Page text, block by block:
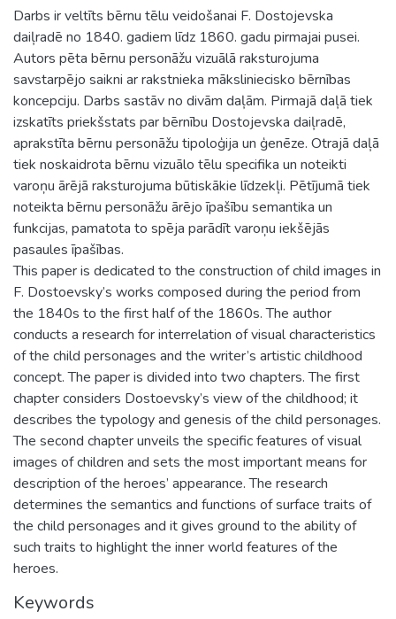
Darbs ir veltīts bērnu tēlu veidošanai F. Dostojevska
daiļradē no 1840. gadiem līdz 1860. gadu pirmajai pusei.
Autors pēta bērnu personāžu vizuālā raksturojuma
savstarpējo saikni ar rakstnieka māksliniecisko bērnības
koncepciju. Darbs sastāv no divām daļām. Pirmajā daļā tiek
izskatīts priekšstats par bērnību Dostojevska daiļradē,
aprakstīta bērnu personāžu tipoloģija un ģenēze. Otrajā daļā
tiek noskaidrota bērnu vizuālo tēlu specifika un noteikti
varoņu ārējā raksturojuma būtiskākie līdzekļi. Pētījumā tiek
noteikta bērnu personāžu ārējo īpašību semantika un
funkcijas, pamatota to spēja parādīt varoņu iekšējās
pasaules īpašības.
This paper is dedicated to the construction of child images in
F. Dostoevsky’s works composed during the period from
the 1840s to the first half of the 1860s. The author
conducts a research for interrelation of visual characteristics
of the child personages and the writer’s artistic childhood
concept. The paper is divided into two chapters. The first
chapter considers Dostoevsky’s view of the childhood; it
describes the typology and genesis of the child personages.
The second chapter unveils the specific features of visual
images of children and sets the most important means for
description of the heroes’ appearance. The research
determines the semantics and functions of surface traits of
the child personages and it gives ground to the ability of
such traits to highlight the inner world features of the
heroes.
Keywords